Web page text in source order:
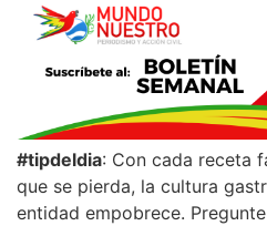
#tipdeldia: Con cada receta
que se pierda, la cultura
entidad empobrece.